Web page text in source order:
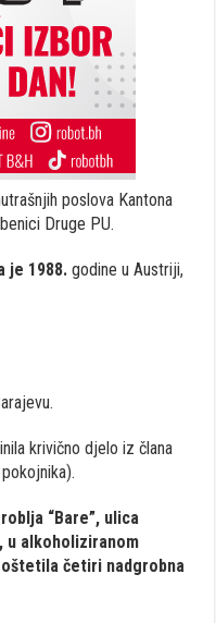
poslova Kantona
Druge PU.
je 1988. godine u Austriji,
krivično djelo iz člana
“Bare”, ulica
u alkoholiziranom
četiri nadgrobna